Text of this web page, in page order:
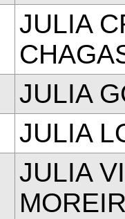
JULIA
JULIA
JULIA
JULIA